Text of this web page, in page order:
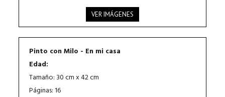
VER IMÁGENES
Pinto con Milo - En mi casa
Edad:
Tamaño: 30 cm x 42 cm
Páginas: 16